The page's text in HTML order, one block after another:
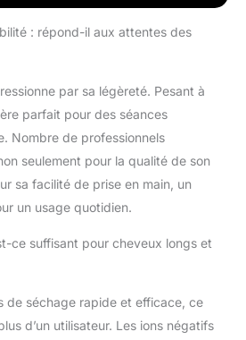
: répond-il aux attentes des
par sa légèreté. Pesant à
parfait pour des séances
Nombre de professionnels
seulement pour la qualité de son
sa facilité de prise en main, un
un usage quotidien.
ce suffisant pour cheveux longs et
de séchage rapide et efficace, ce
d’un utilisateur. Les ions négatifs